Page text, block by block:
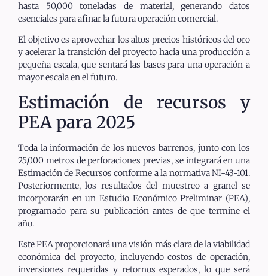
hasta 50,000 toneladas de material, generando datos
esenciales para afinar la futura operación comercial.
El objetivo es aprovechar los altos precios históricos del oro
y acelerar la transición del proyecto hacia una producción a
pequeña escala, que sentará las bases para una operación a
mayor escala en el futuro.
Estimación de recursos y
PEA para 2025
Toda la información de los nuevos barrenos, junto con los
25,000 metros de perforaciones previas, se integrará en una
Estimación de Recursos conforme a la normativa NI-43-101.
Posteriormente, los resultados del muestreo a granel se
incorporarán en un Estudio Económico Preliminar (PEA),
programado para su publicación antes de que termine el
año.
Este PEA proporcionará una visión más clara de la viabilidad
económica del proyecto, incluyendo costos de operación,
inversiones requeridas y retornos esperados, lo que será